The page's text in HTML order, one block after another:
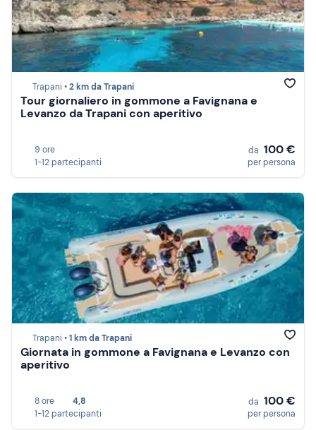
Trapani •2 km da Trapani
Tour giornaliero in gommone a Favignana e
Levanzo da Trapani con aperitivo
9 ore
1-12 partecipanti
da 100 €
per persona
Trapani •1 km da Trapani
Giornata in gommone a Favignana e Levanzo con
aperitivo
8 ore
4,8
1-12 partecipanti
da 100 €
per persona